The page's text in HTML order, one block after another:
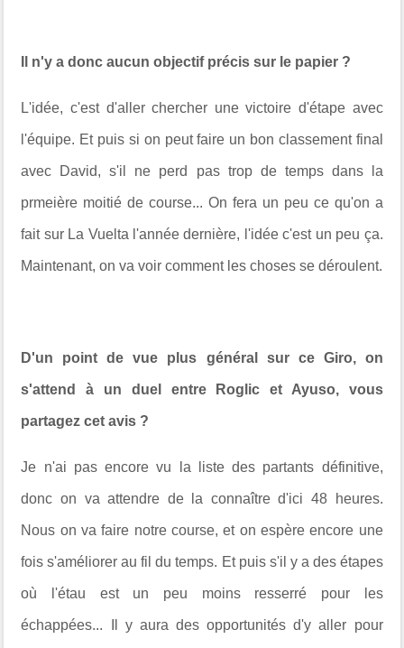
Il n'y a donc aucun objectif précis sur le papier ?
L'idée, c'est d'aller chercher une victoire d'étape avec
l'équipe. Et puis si on peut faire un bon classement final
avec David, s'il ne perd pas trop de temps dans la
prmeière moitié de course... On fera un peu ce qu'on a
fait sur La Vuelta l'année dernière, l'idée c'est un peu ça.
Maintenant, on va voir comment les choses se déroulent.
D'un point de vue plus général sur ce Giro, on
s'attend à un duel entre Roglic et Ayuso, vous
partagez cet avis ?
Je n'ai pas encore vu la liste des partants définitive,
donc on va attendre de la connaître d'ici 48 heures.
Nous on va faire notre course, et on espère encore une
fois s'améliorer au fil du temps. Et puis s'il y a des étapes
où l'étau est un peu moins resserré pour les
échappées... Il y aura des opportunités d'y aller pour